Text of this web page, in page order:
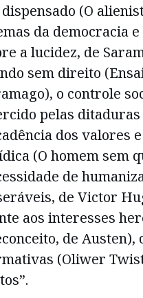
(O
da democracia
a lucidez, de
sem direito
o controle
pelas ditaduras
dos valores
(O homem sem
de
de Victor
aos interesses
de Austen),
(Oliwer